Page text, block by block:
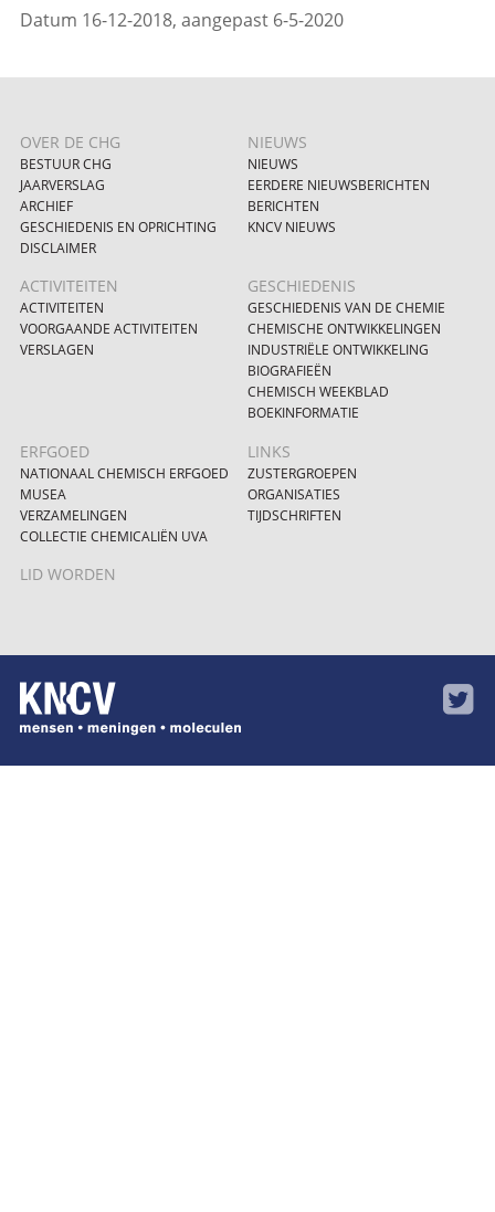
Datum 16-12-2018, aangepast 6-5-2020
OVER DE CHG
BESTUUR CHG
JAARVERSLAG
ARCHIEF
GESCHIEDENIS EN OPRICHTING
DISCLAIMER
NIEUWS
NIEUWS
EERDERE NIEUWSBERICHTEN
BERICHTEN
KNCV NIEUWS
ACTIVITEITEN
ACTIVITEITEN
VOORGAANDE ACTIVITEITEN
VERSLAGEN
GESCHIEDENIS
GESCHIEDENIS VAN DE CHEMIE
CHEMISCHE ONTWIKKELINGEN
INDUSTRIËLE ONTWIKKELING
BIOGRAFIEËN
CHEMISCH WEEKBLAD
BOEKINFORMATIE
ERFGOED
NATIONAAL CHEMISCH ERFGOED
MUSEA
VERZAMELINGEN
COLLECTIE CHEMICALIËN UVA
LINKS
ZUSTERGROEPEN
ORGANISATIES
TIJDSCHRIFTEN
LID WORDEN